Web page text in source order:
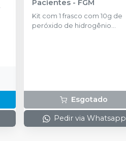
Pacientes- FGM
Kit com 1 frasco com 10g de
peróxido de hidrogênio
com 2g.
Esgotado
Pedir via Whatsapp